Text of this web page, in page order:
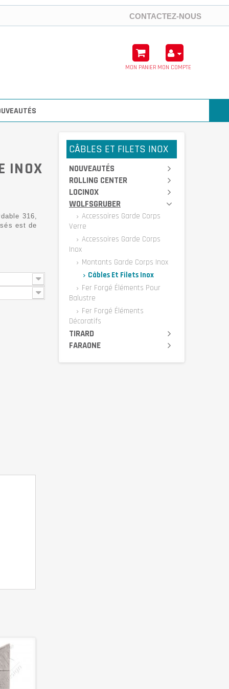
CONTACTEZ-NOUS
MON PANIER MON COMPTE
INOX
316,
est de
CÂBLES ET FILETS INOX
NOUVEAUTÉS
ROLLING CENTER
LOCINOX
WOLFSGRUBER
Accessoires Garde Corps
Verre
Accessoires Garde Corps
Inox
Montants Garde Corps Inox
Câbles Et Filets Inox
Fer Forgé Éléments Pour
Balustre
Fer Forgé Éléments
Décoratifs
TIRARD
FARAONE